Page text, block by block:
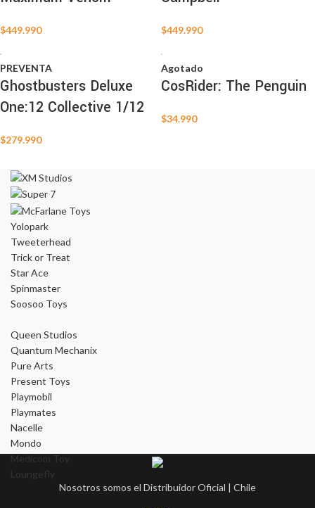
$449.990 $449.990
PREVENTA
Ghostbusters Deluxe
One:12 Collective 1/12
$279.990
Agotado
CosRider: The Penguin
$34.990
Yolopark
Tweeterhead
Trick or Treat
Star Ace
Spinmaster
Soosoo Toys
Queen Studios
Quantum Mechanix
Pure Arts
Present Toys
Playmobil
Playmates
Nacelle
Mondo
Medicom Toy
Loungefly
Nosotros somos el Distribuidor Oficial | Chile